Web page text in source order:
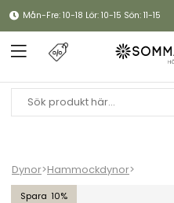
Mån-Fre: 10-18 Lör: 10-15 Sön: 11-15
Dynor>Hammockdynor>
10
Hammockset, hög rygg - svart